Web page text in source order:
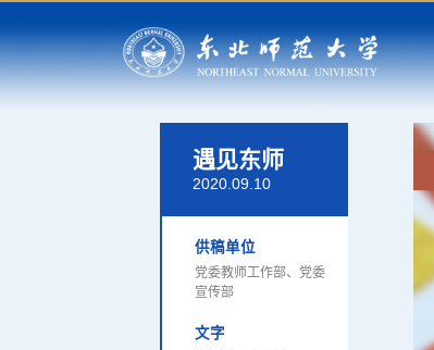
遇见东师
2020.09.10
供稿单位
党委教师工作部、党委
宣传部
文字